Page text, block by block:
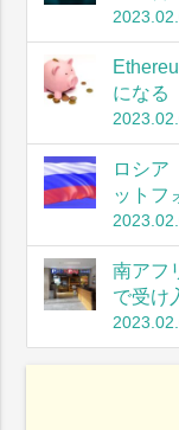
になる
ロシア
ットフ
南アフ
で受け